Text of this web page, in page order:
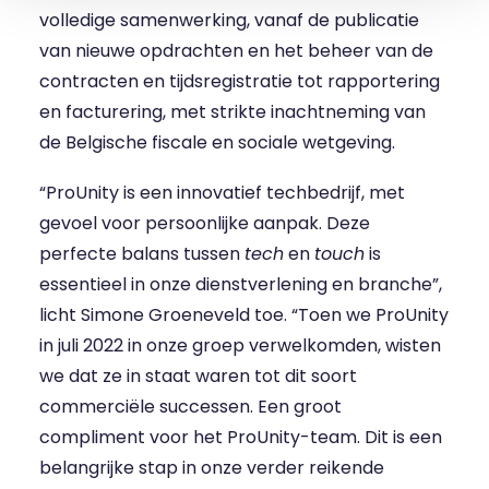
volledige samenwerking, vanaf de publicatie
van nieuwe opdrachten en het beheer van de
contracten en tijdsregistratie tot rapportering
en facturering, met strikte inachtneming van
de Belgische fiscale en sociale wetgeving.
“ProUnity is een innovatief techbedrijf, met
gevoel voor persoonlijke aanpak. Deze
perfecte balans tussen techen touchis
essentieel in onze dienstverlening en branche”,
licht Simone Groeneveld toe. “Toen we ProUnity
in juli 2022 in onze groep verwelkomden, wisten
we dat ze in staat waren tot dit soort
commerciële successen. Een groot
compliment voor het ProUnity-team. Dit is een
belangrijke stap in onze verder reikende